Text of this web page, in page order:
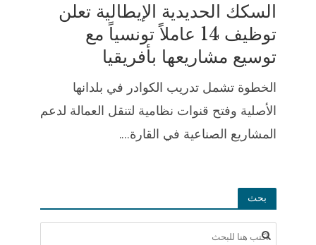
السكك الحديدية الإيطالية تعلن
توظيف 14 عاملاً تونسياً مع
توسيع مشاريعها بأفريقيا
الخطوة تشمل تدريب الكوادر في بلدانها
الأصلية وفتح قنوات نظامية لتنقل العمالة لدعم
المشاريع الصناعية في القارة....
بحث